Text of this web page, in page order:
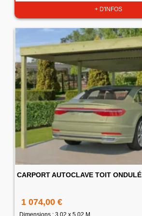
+ D'INFOS
CARPORT AUTOCLAVE TOIT ONDULÉ
1 074,00 €
Dimensions : 3.02 x 5.02 M